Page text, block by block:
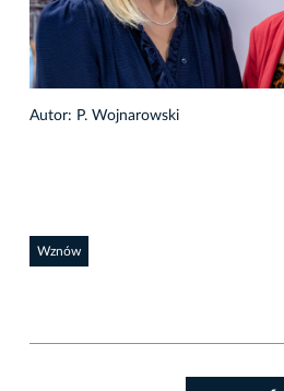
Autor: P. Wojnarowski
Wznów